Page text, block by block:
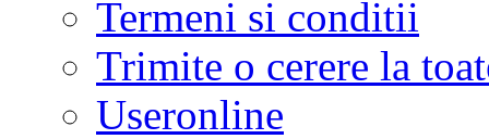
Termeni si conditii
Trimite o cerere la
Useronline